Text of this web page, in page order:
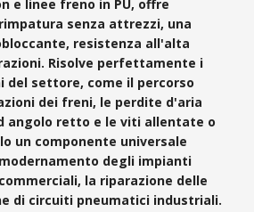
e linee freno in PU, offre
senza attrezzi, una
resistenza all'alta
Risolve perfettamente i
del settore, come il percorso
dei freni, le perdite d'aria
angolo retto e le viti allentate o
un componente universale
degli impianti
la riparazione delle
di circuiti pneumatici industriali.